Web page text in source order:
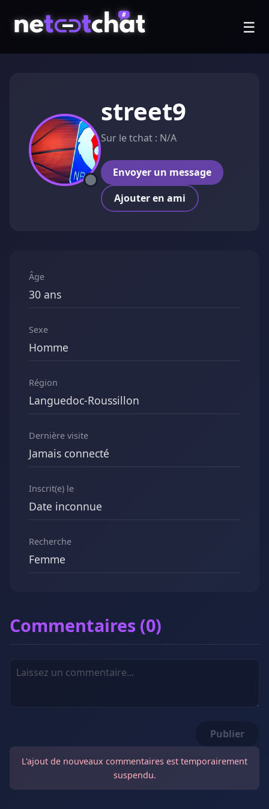
☰
street9
Sur le tchat : N/A
Envoyer un message
Ajouter en ami
Âge
30 ans
Sexe
Homme
Région
Languedoc-Roussillon
Dernière visite
Jamais connecté
Inscrit(e) le
Date inconnue
Recherche
Femme
Commentaires (0)
Publier
L'ajout de nouveaux commentaires est temporairement
suspendu.